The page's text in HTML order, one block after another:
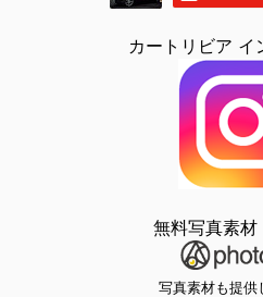
カートリビア イ
無料写真素
写真素材も提供